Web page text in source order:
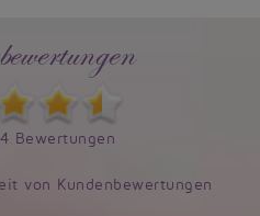
Bewertungen
von Kundenbewertungen